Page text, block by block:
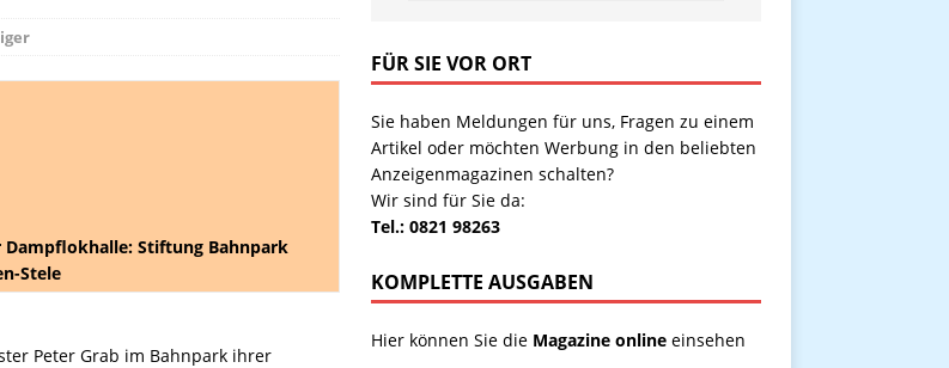
Dampflokhalle: Stiftung Bahnpark
Stele
Peter Grab im Bahnpark ihrer
FÜR SIE VOR ORT
Sie haben Meldungen für uns, Fragen zu einem
Artikel oder möchten Werbung in den beliebten
Anzeigenmagazinen schalten?
Wir sind für Sie da:
Tel.: 0821 98263
KOMPLETTE AUSGABEN
Hier können Sie die Magazine onlineeinsehen